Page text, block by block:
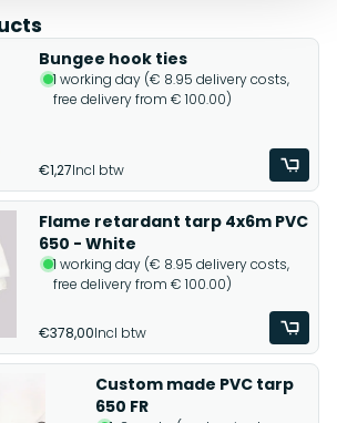
Bungee hook ties
1 working day (€ 8.95 delivery costs,
free delivery from € 100.00)
€1,27Incl btw
Flame retardant tarp 4x6m PVC
650 - White
1 working day (€ 8.95 delivery costs,
free delivery from € 100.00)
€378,00Incl btw
Custom made PVC tarp
650 FR